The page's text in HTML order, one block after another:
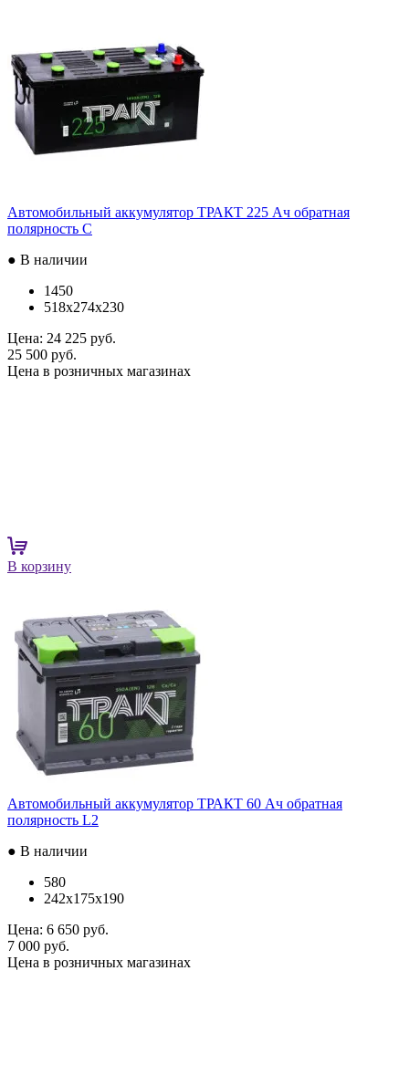
Автомобильный аккумулятор ТРАКТ 225 Ач обратная
полярность C
● В наличии
1450
518x274x230
Цена: 24 225 руб.
25 500 руб.
Цена в розничных магазинах
В корзину
Автомобильный аккумулятор ТРАКТ 60 Ач обратная
полярность L2
● В наличии
580
242x175x190
Цена: 6 650 руб.
7 000 руб.
Цена в розничных магазинах